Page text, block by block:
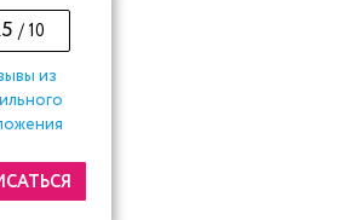
/ 10
из